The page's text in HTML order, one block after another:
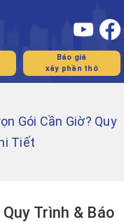
Báo giá
xây phần thô
Gói Cần Giờ? Quy
Tiết
Trình & Báo